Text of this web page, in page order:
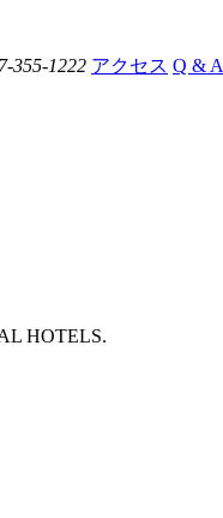
355-1222 アクセス Q & A
HOTELS.